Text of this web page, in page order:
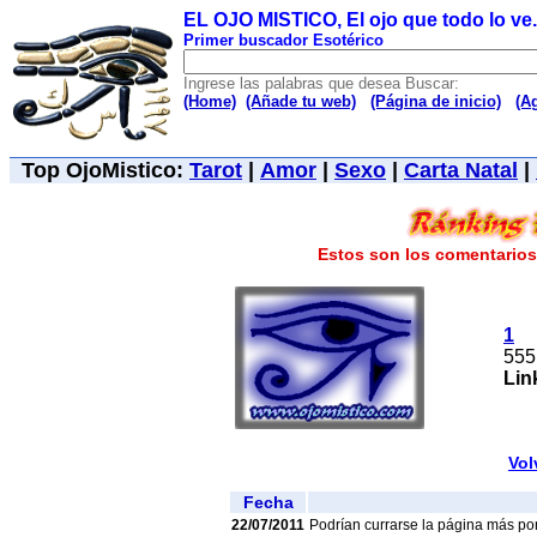
EL OJO MISTICO, El ojo que todo lo
Primer buscador Esotérico
Ingrese las palabras que desea Buscar:
(Home) (Añade tu web) (Página de inicio)
Top OjoMistico: Tarot Amor Sexo Carta Natal
Estos son los
1
555
Fecha
22/07/2011 Podrían currarse la página más